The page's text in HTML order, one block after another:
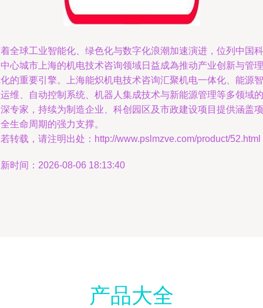
全球工业智能化、绿色化与数字化浪潮加速演进，位列中国科
心城市上海的机电技术咨询领域日益成為推动产业创新与管理
的重要引擎。上海能炽机电技术咨询汇聚机电一体化、能源智
维、自动控制系统、机器人集成技术与新能源管理等多领域的
专家，持续为制造企业、科创园区及市政建设项目提供涵盖项
生命周期的强力支撑。
转载，请注明出处：http://www.pslmzve.com/product/52.html
时间：2026-08-06 18:13:40
产品大全